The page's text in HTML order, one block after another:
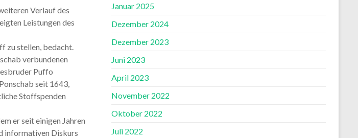
Verlauf des
Leistungen des
zu stellen, bedacht.
verbundenen
Puffo
seit 1643,
Stoffspenden
er seit einigen Jahren
informativen Diskurs
Januar 2025
Dezember 2024
Dezember 2023
Juni 2023
April 2023
November 2022
Oktober 2022
Juli 2022